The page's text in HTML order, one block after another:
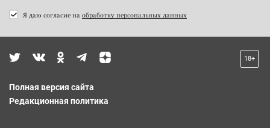
Я даю согласие на обработку персональных данных
18+
Полная версия сайта
Редакционная политика